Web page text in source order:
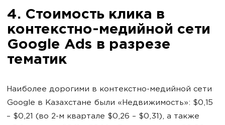
4. Стоимость клика в
контекстно-медийной сети
Google Ads в разрезе
тематик
Наиболее дорогими в контекстно-медийной сети
Google в Казахстане были «Недвижимость»: $0,15
– $0,21 (во 2-м квартале $0,26 – $0,31), а также